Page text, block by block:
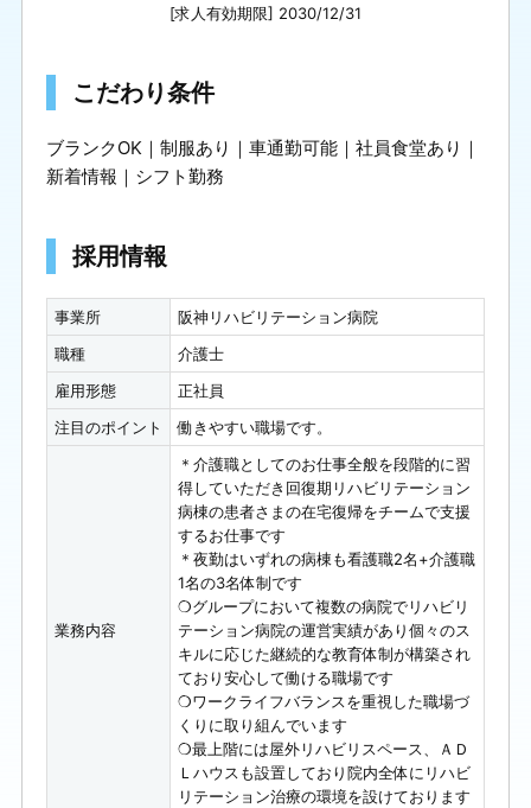
[求人有効期限] 2030/12/31
こだわり条件
ブランクOK 制服あり 車通勤可能
社員食堂あり
新着情報
シフト勤務
採用情報
事業所
阪神リハビリテーション病院
職種
介護士
雇用形態
正社員
注目のポイント
働きやすい職場です。
業務内容
＊介護職としてのお仕事全般を段階的に習
得していただき回復期リハビリテーション
病棟の患者さまの在宅復帰をチームで支援
するお仕事です
＊夜勤はいずれの病棟も看護職2名+介護職
1名の3名体制です
❍グループにおいて複数の病院でリハビリ
テーション病院の運営実績があり個々のス
キルに応じた継続的な教育体制が構築され
ており安心して働ける職場です
❍ワークライフバランスを重視した職場づ
くりに取り組んでいます
❍最上階には屋外リハビリスペース、ＡＤ
Ｌハウスも設置しており院内全体にリハビ
リテーション治療の環境を設けております